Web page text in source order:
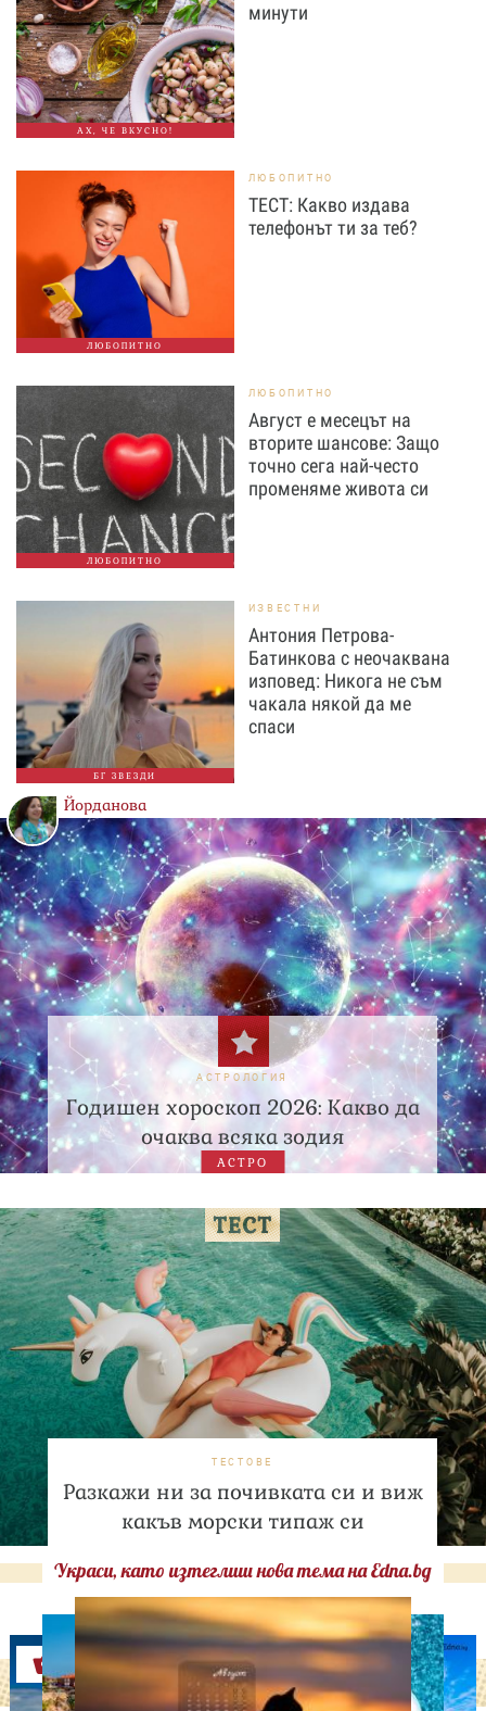
АХ, ЧЕ ВКУСНО!
минути
ЛЮБОПИТНО
ЛЮБОПИТНО
ТЕСТ: Какво издава
телефонът ти за теб?
ЛЮБОПИТНО
ЛЮБОПИТНО
Август е месецът на
вторите шансове: Защо
точно сега най-често
променяме живота си
БГ ЗВЕЗДИ
ИЗВЕСТНИ
Антония Петрова-
Батинкова с неочаквана
изповед: Никога не съм
чакала някой да ме
спаси
Йорданова
АСТРОЛОГИЯ
Годишен хороскоп 2026: Какво да
очаква всяка зодия
АСТРО
ТЕСТОВЕ
Разкажи ни за почивката си и виж
какъв морски типаж си
Украси, като изтеглиш нова тема на Edna.bg
Оферти